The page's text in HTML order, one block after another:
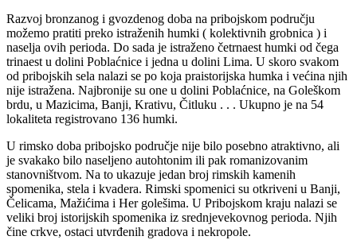
Razvoj bronzanog i gvozdenog doba na pribojskom području
možemo pratiti preko istraženih humki ( kolektivnih grobnica ) i
naselja ovih perioda. Do sada je istraženo četrnaest humki od čega
trinaest u dolini Poblaćnice i jedna u dolini Lima. U skoro svakom
od pribojskih sela nalazi se po koja praistorijska humka i većina njih
nije istražena. Najbronije su one u dolini Poblaćnice, na Goleškom
brdu, u Mazicima, Banji, Krativu, Čitluku . . . Ukupno je na 54
lokaliteta registrovano 136 humki.
U rimsko doba pribojsko područje nije bilo posebno atraktivno, ali
je svakako bilo naseljeno autohtonim ili pak romanizovanim
stanovništvom. Na to ukazuje jedan broj rimskih kamenih
spomenika, stela i kvadera. Rimski spomenici su otkriveni u Banji,
Čelicama, Mažićima i Her golešima. U Pribojskom kraju nalazi se
veliki broj istorijskih spomenika iz srednjevekovnog perioda. Njih
čine crkve, ostaci utvrđenih gradova i nekropole.